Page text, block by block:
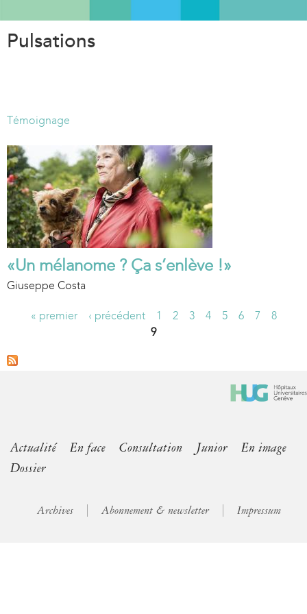
Pulsations
Témoignage
«Un mélanome ? Ça s’enlève !»
Giuseppe Costa
a
« premier ‹ précédent 1 2 3 4 5 6 7
8
9
Actualité En face Consultation Junior
En image
Dossier
Archives Abonnement & newsletter Impressum